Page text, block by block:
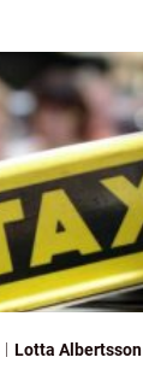
Lotta Albertsson